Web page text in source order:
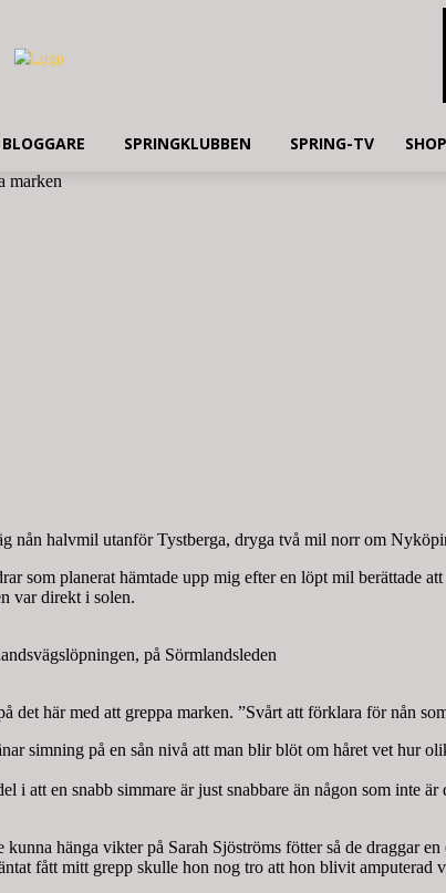
BLOGGARE SPRINGKLUBBEN SPRING-TV SHOP
marken
nån halvmil utanför Tystberga, dryga två mil norr om
som planerat hämtade upp mig efter en löpt mil berättade
var direkt i solen.
på Sörmlandsleden
det här med att greppa marken. ”Svårt att förklara för nån
simning på en sån nivå att man blir blöt om håret vet hur
i att en snabb simmare är just snabbare än någon som
hänga vikter på Sarah Sjöströms fötter så de draggar
fått mitt grepp skulle hon nog tro att hon blivit amputerad